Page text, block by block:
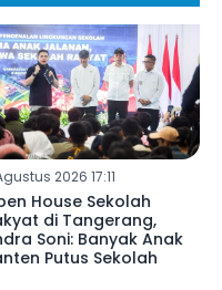
2026 17:11
House Sekolah
di Tangerang,
Soni: Banyak Anak
Putus Sekolah